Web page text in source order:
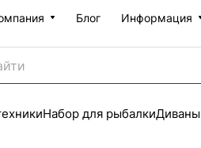
Блог Информация
Набор для рыбалкиДиваны